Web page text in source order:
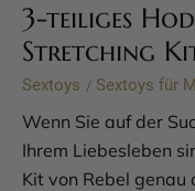
3-teiliges
Stretching
Sextoys / Sextoys für
Wenn Sie auf der
Ihrem Liebesleben
Kit von Rebel genau